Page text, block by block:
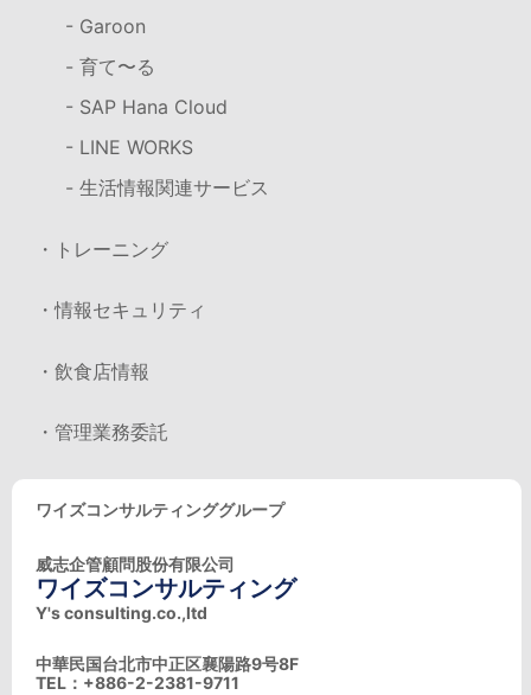
- Garoon
- 育て〜る
- SAP Hana Cloud
- LINE WORKS
- 生活情報関連サービス
・トレーニング
・情報セキュリティ
・飲食店情報
・管理業務委託
ワイズコンサルティンググループ
威志企管顧問股份有限公司
ワイズコンサルティング
Y's consulting.co.,ltd
中華民国台北市中正区襄陽路9号8F
TEL：+886-2-2381-9711